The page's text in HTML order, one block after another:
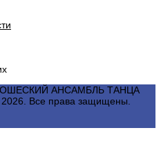
АНСАМБЛЬ ТАНЦА
Все права защищены.